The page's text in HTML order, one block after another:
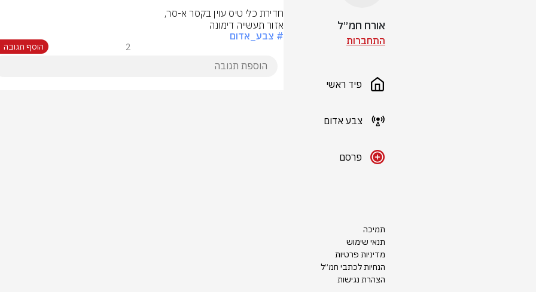
אורח חמ״ל
התחברות
פיד ראשי
צבע אדום
פרסם
תמיכה
תנאי שימוש
מדיניות פרטיות
הנחיות לכתבי חמ״ל
הצהרת נגישות
אזור תעשייה דימונה
# צבע_אדום
2 הוסף תגובה